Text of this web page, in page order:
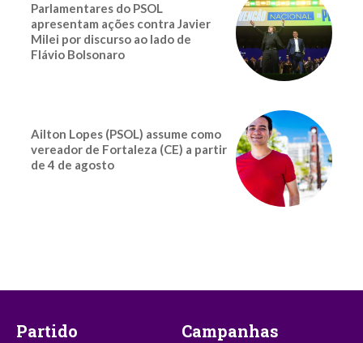
Parlamentares do PSOL
apresentam ações contra Javier
Milei por discurso ao lado de
Flávio Bolsonaro
Ailton Lopes (PSOL) assume como
vereador de Fortaleza (CE) a partir
de 4 de agosto
Partido Campanhas